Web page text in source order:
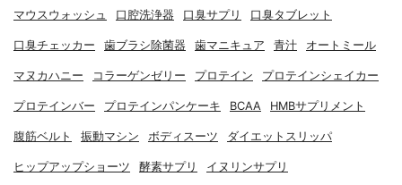
マウスウォッシュ 口腔洗浄器 口臭サプリ 口臭タブレット
口臭チェッカー 歯ブラシ除菌器 歯マニキュア 青汁 オートミール
マヌカハニー コラーゲンゼリー プロテイン プロテインシェイカー
プロテインバー プロテインパンケーキ BCAA HMBサプリメント
腹筋ベルト 振動マシン ボディスーツ ダイエットスリッパ
ヒップアップショーツ 酵素サプリ イヌリンサプリ